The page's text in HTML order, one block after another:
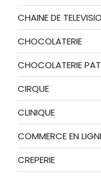
CHAINE DE
CHOCOLATERIE
CHOCOLATERIE
CIRQUE
CLINIQUE
COMMERCE EN
CREPERIE